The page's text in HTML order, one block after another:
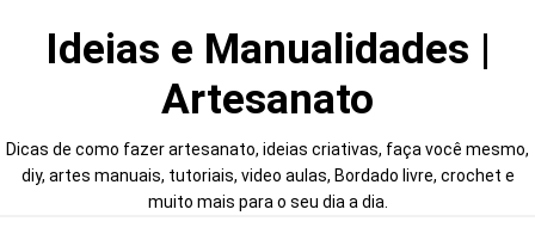
Ideias e Manualidades |
Artesanato
Dicas de como fazer artesanato, ideias criativas, faça você mesmo,
diy, artes manuais, tutoriais, video aulas, Bordado livre, crochet e
muito mais para o seu dia a dia.